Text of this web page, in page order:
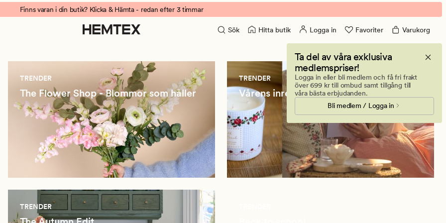
Finns varan i din butik? Klicka & Hämta - redan efter 3 timmar
Sök Hitta butik Logga in Favoriter Varukorg
Ta del av våra exklusiva
medlemspriser!
Logga in eller bli medlem och få fri frakt
över 699 kr till ombud samt tillgång till
våra bästa erbjudanden.
Bli medlem / Logga in
TRENDER
The Flower Shop - Blommor som håller
TRENDER
Vårens inredningstrender
TRENDER